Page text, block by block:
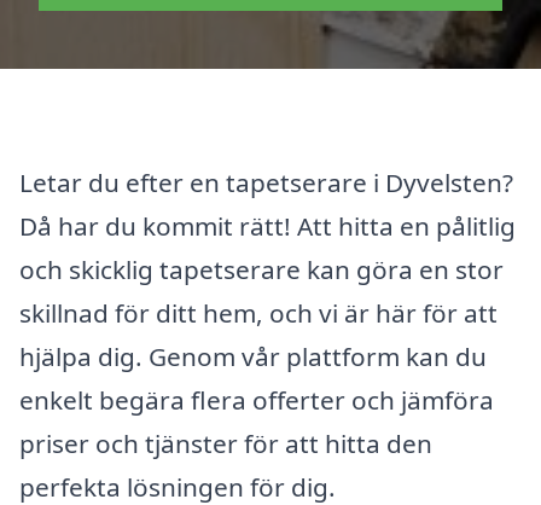
Letar du efter en tapetserare i Dyvelsten?
Då har du kommit rätt! Att hitta en pålitlig
och skicklig tapetserare kan göra en stor
skillnad för ditt hem, och vi är här för att
hjälpa dig. Genom vår plattform kan du
enkelt begära flera offerter och jämföra
priser och tjänster för att hitta den
perfekta lösningen för dig.